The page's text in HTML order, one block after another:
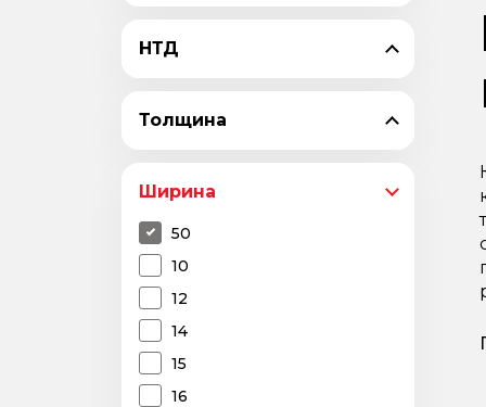
НТД
Толщина
Ширина
50
10
12
14
15
16